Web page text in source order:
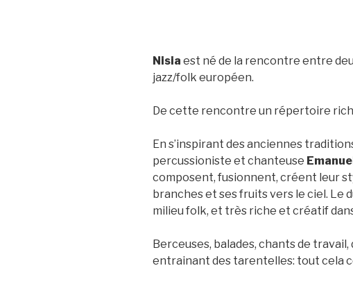
Nisia est né de la rencontre entre
jazz/folk européen.
De cette rencontre un répertoire
En s’inspirant des anciennes
percussioniste et chanteuse
composent, fusionnent, créent leur
branches et ses fruits vers le ciel. Le
milieu folk, et très riche et créatif
Berceuses, balades, chants de travail,
entrainant des tarentelles: tout cela